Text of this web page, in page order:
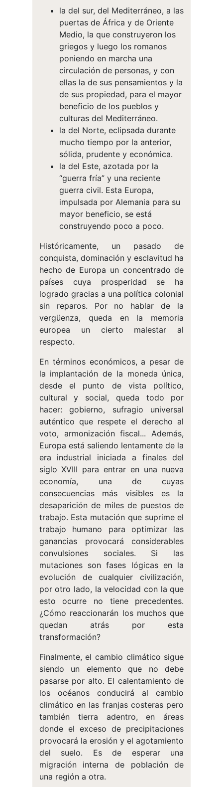
la del sur, del Mediterráneo, a las
puertas de África y de Oriente
Medio, la que construyeron los
griegos y luego los romanos
poniendo en marcha una
circulación de personas, y con
ellas la de sus pensamientos y la
de sus propiedad, para el mayor
beneficio de los pueblos y
culturas del Mediterráneo.
la del Norte, eclipsada durante
mucho tiempo por la anterior,
sólida, prudente y económica.
la del Este, azotada por la
“guerra fría” y una reciente
guerra civil. Esta Europa,
impulsada por Alemania para su
mayor beneficio, se está
construyendo poco a poco.
Históricamente, un pasado de
conquista, dominación y esclavitud ha
hecho de Europa un concentrado de
países cuya prosperidad se ha
logrado gracias a una política colonial
sin reparos. Por no hablar de la
vergüenza, queda en la memoria
europea un cierto malestar al
respecto.
En términos económicos, a pesar de
la implantación de la moneda única,
desde el punto de vista político,
cultural y social, queda todo por
hacer: gobierno, sufragio universal
auténtico que respete el derecho al
voto, armonización fiscal... Además,
Europa está saliendo lentamente de la
era industrial iniciada a finales del
siglo XVIII para entrar en una nueva
economía, una de cuyas
consecuencias más visibles es la
desaparición de miles de puestos de
trabajo. Esta mutación que suprime el
trabajo humano para optimizar las
ganancias provocará considerables
convulsiones sociales. Si las
mutaciones son fases lógicas en la
evolución de cualquier civilización,
por otro lado, la velocidad con la que
esto ocurre no tiene precedentes.
¿Cómo reaccionarán los muchos que
quedan atrás por esta
transformación?
Finalmente, el cambio climático sigue
siendo un elemento que no debe
pasarse por alto. El calentamiento de
los océanos conducirá al cambio
climático en las franjas costeras pero
también tierra adentro, en áreas
donde el exceso de precipitaciones
provocará la erosión y el agotamiento
del suelo. Es de esperar una
migración interna de población de
una región a otra.